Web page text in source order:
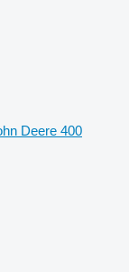
Deere 400